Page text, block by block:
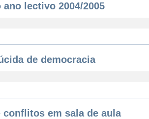
lectivo 2004/2005
de democracia
conflitos em sala de aula